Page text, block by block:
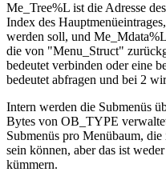
Me_Tree%L ist die Adresse
Index des
werden soll, und
die von "Menu_Struct"
bedeutet verbinden oder eine
bedeutet abfragen und bei 2
Intern werden die Submenüs
Bytes von OB_TYPE
Submenüs pro Menübaum,
sein können, aber das ist
kümmern.